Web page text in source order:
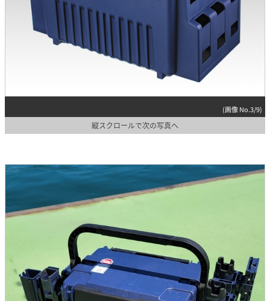
(画像 No.3/9)
縦スクロールで次の写真へ